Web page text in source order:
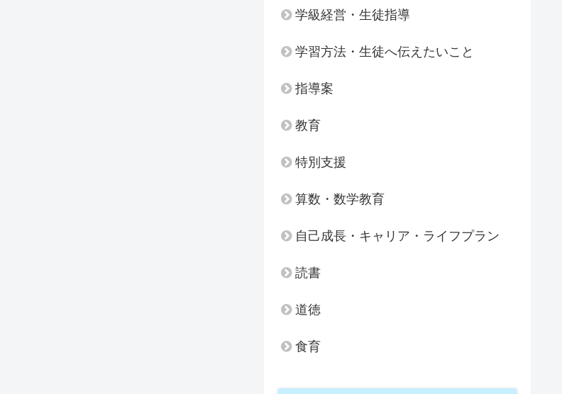
学級経営・生徒指導
学習方法・生徒へ伝えたいこと
指導案
教育
特別支援
算数・数学教育
自己成長・キャリア・ライフプラン
読書
道徳
食育